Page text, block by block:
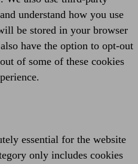
understand how you use
be stored in your browser
have the option to opt-out
of some of these cookies
essential for the website
only includes cookies